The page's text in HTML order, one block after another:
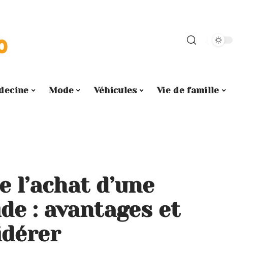
Mode Véhicules
Vie de famille
l’achat d’une
: avantages et